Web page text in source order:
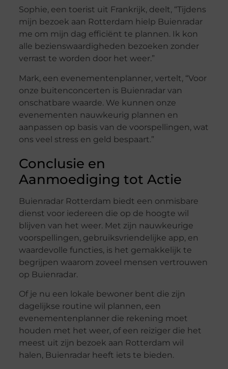
Sophie, een toerist uit Frankrijk, deelt, “Tijdens
mijn bezoek aan Rotterdam hielp Buienradar
me om mijn dag efficiënt te plannen. Ik kon
alle bezienswaardigheden bezoeken zonder
verrast te worden door het weer.”
Mark, een evenementenplanner, vertelt, “Voor
onze buitenconcerten is Buienradar van
onschatbare waarde. We kunnen onze
evenementen nauwkeurig plannen en
aanpassen op basis van de voorspellingen, wat
ons veel stress en geld bespaart.”
Conclusie en
Aanmoediging tot Actie
Buienradar Rotterdam biedt een onmisbare
dienst voor iedereen die op de hoogte wil
blijven van het weer. Met zijn nauwkeurige
voorspellingen, gebruiksvriendelijke app, en
waardevolle functies, is het gemakkelijk te
begrijpen waarom zoveel mensen vertrouwen
op Buienradar.
Of je nu een lokale bewoner bent die zijn
dagelijkse routine wil plannen, een
evenementenplanner die rekening moet
houden met het weer, of een reiziger die het
meest uit zijn bezoek aan Rotterdam wil
halen, Buienradar heeft iets te bieden.